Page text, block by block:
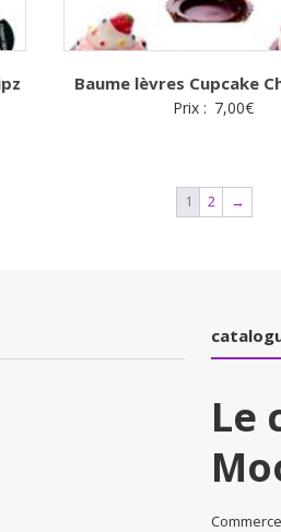
Baume lèvres Cupcake
Prix : 7,00€
1 2 →
Le